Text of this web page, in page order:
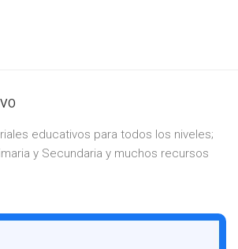
educativos para todos los niveles;
y Secundaria y muchos recursos